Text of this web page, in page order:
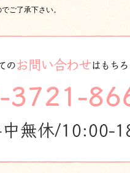
ご了承下さい。